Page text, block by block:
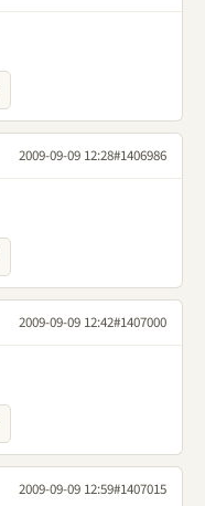
2009-09-09 12:28#1406986
2009-09-09 12:42#1407000
2009-09-09 12:59#1407015